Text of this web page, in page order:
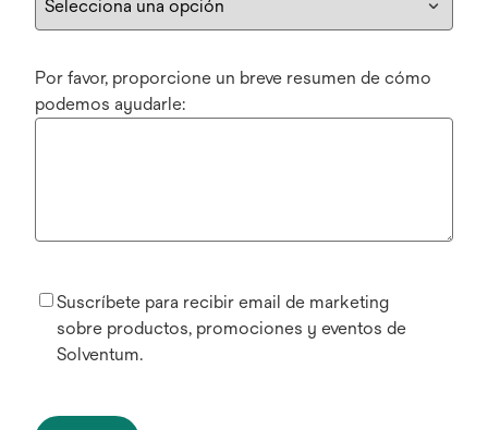
Por favor, proporcione un breve resumen de cómo
podemos ayudarle:
Suscríbete para recibir email de marketing
sobre productos, promociones y eventos de
Solventum.